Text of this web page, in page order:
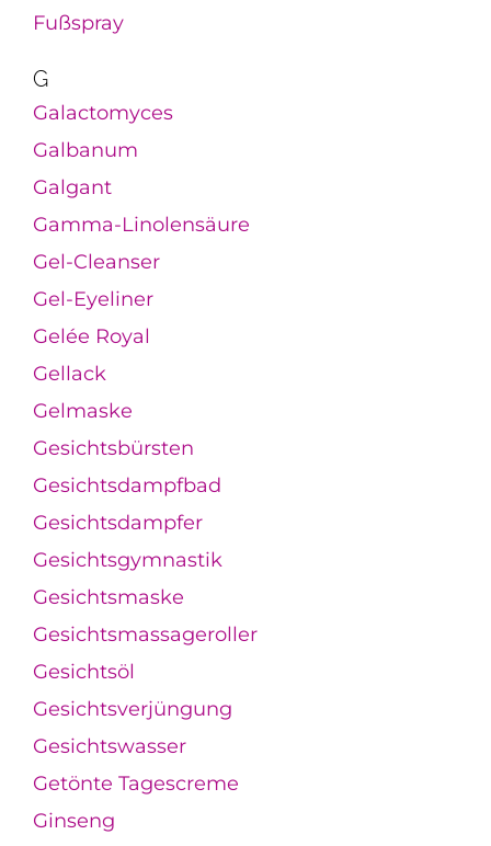
Fußspray
G
Galactomyces
Galbanum
Galgant
Gamma-Linolensäure
Gel-Cleanser
Gel-Eyeliner
Gelée Royal
Gellack
Gelmaske
Gesichtsbürsten
Gesichtsdampfbad
Gesichtsdampfer
Gesichtsgymnastik
Gesichtsmaske
Gesichtsmassageroller
Gesichtsöl
Gesichtsverjüngung
Gesichtswasser
Getönte Tagescreme
Ginseng